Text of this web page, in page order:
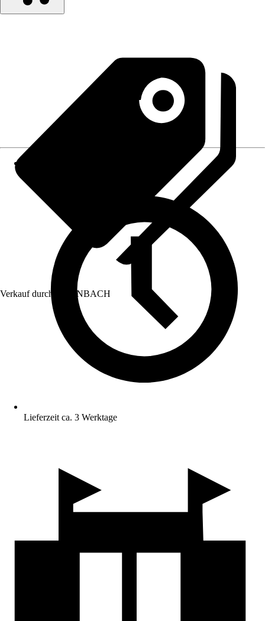
Verkauf durch: HORNBACH
Lieferzeit ca. 3 Werktage